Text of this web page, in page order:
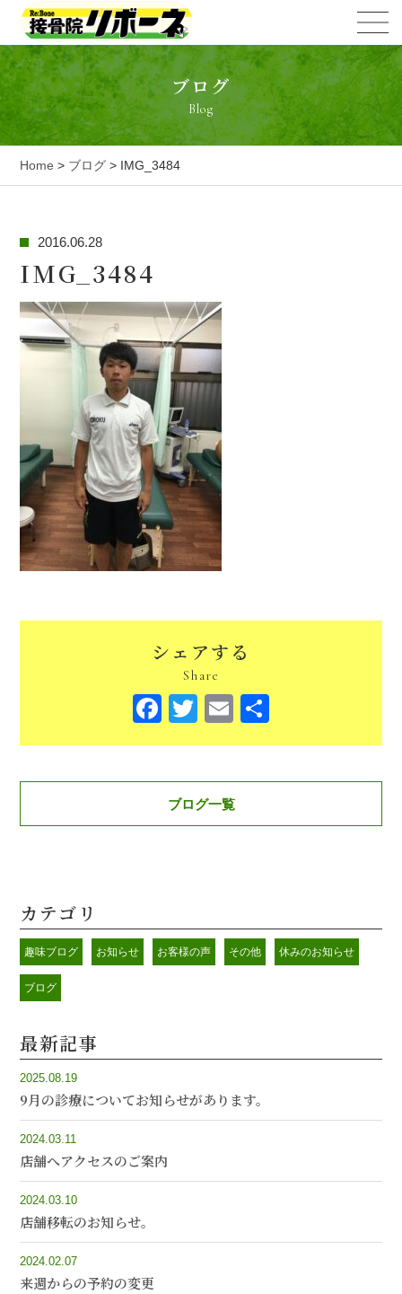
ブログ
Blog
Home > ブログ > IMG_3484
2016.06.28
IMG_3484
シェアする
Share
Facebook
TwitterEmail
有
ブログ一覧
カテゴリ
趣味ブログ お知らせ お客様の声 その他 休みのお知らせ
ブログ
最新記事
2025.08.19
9月の診療についてお知らせがあります。
2024.03.11
店舗へアクセスのご案内
2024.03.10
店舗移転のお知らせ。
2024.02.07
来週からの予約の変更